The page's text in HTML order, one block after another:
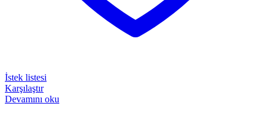
İstek listesi
Karşılaştır
Devamını oku